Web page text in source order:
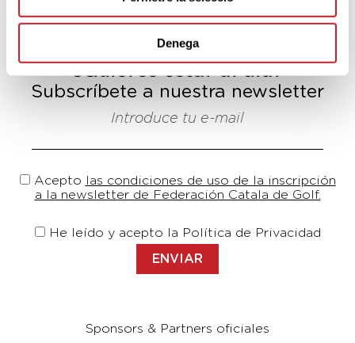
Denega
¿Quieres estar al día?
Subscríbete a nuestra newsletter
Introduce tu e-mail
Acepto las condiciones de uso de la inscripción
a la newsletter de Federación Catala de Golf.
He leído y acepto la Política de Privacidad
Sponsors & Partners oficiales